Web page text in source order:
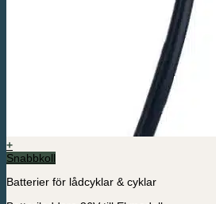
+
Snabbkoll
Batterier för lådcyklar & cyklar